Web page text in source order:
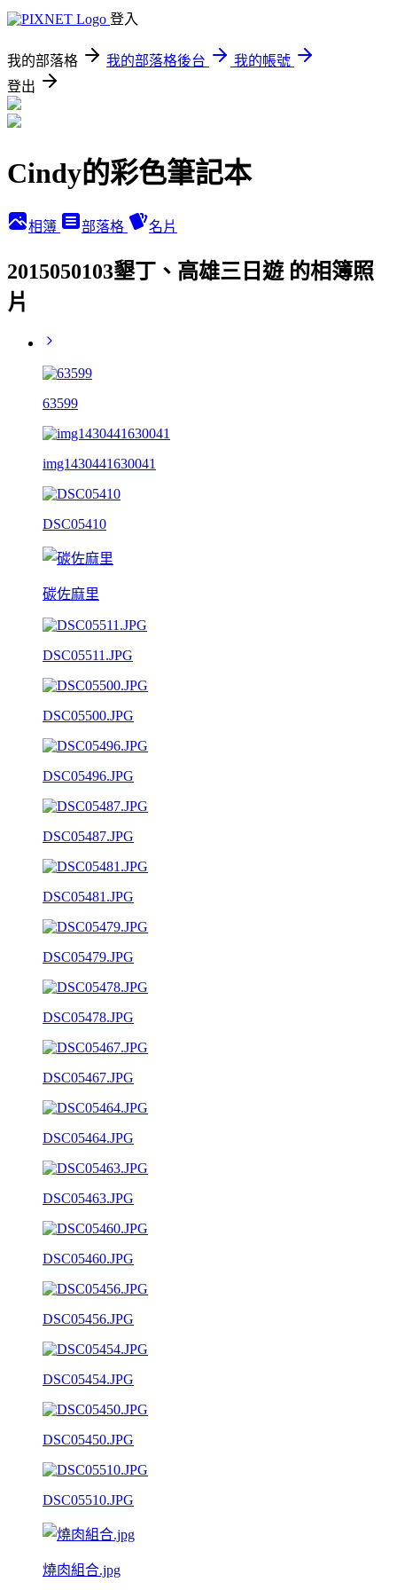
登入
我的部落格 我的部落格後台
我的帳號
登出
Cindy的彩色筆記本
相簿 部落格 名片
2015050103墾丁、高雄三日遊 的相簿照
片
63599
img1430441630041
DSC05410
碳佐麻里
DSC05511.JPG
DSC05500.JPG
DSC05496.JPG
DSC05487.JPG
DSC05481.JPG
DSC05479.JPG
DSC05478.JPG
DSC05467.JPG
DSC05464.JPG
DSC05463.JPG
DSC05460.JPG
DSC05456.JPG
DSC05454.JPG
DSC05450.JPG
DSC05510.JPG
燒肉組合.jpg